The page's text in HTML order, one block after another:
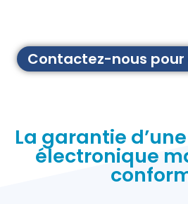
Contactez-nous pour
La garantie
électronique